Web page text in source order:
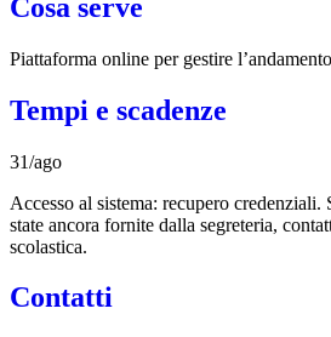
Cosa serve
Piattaforma online per gestire
Tempi e scadenze
31/ago
Accesso al sistema: recupero credenziali.
state ancora fornite dalla segreteria,
scolastica.
Contatti